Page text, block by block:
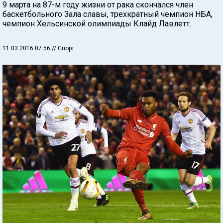
9 марта на 87-м году жизни от рака скончался член
баскетбольного Зала славы, трехкратный чемпион НБА,
чемпион Хельсинской олимпиады Клайд Лавлетт.
11.03.2016 07:56 // Спорт